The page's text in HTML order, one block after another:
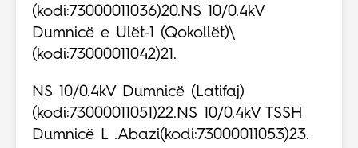
(kodi:73000011036)20.NS 10/0.4kV
Dumnicë e Ulët-1 (Qokollët)\
(kodi:73000011042)21.
NS 10/0.4kV Dumnicë (Latifaj)
(kodi:73000011051)22.NS 10/0.4kV TSSH
Dumnicë L .Abazi(kodi:73000011053)23.